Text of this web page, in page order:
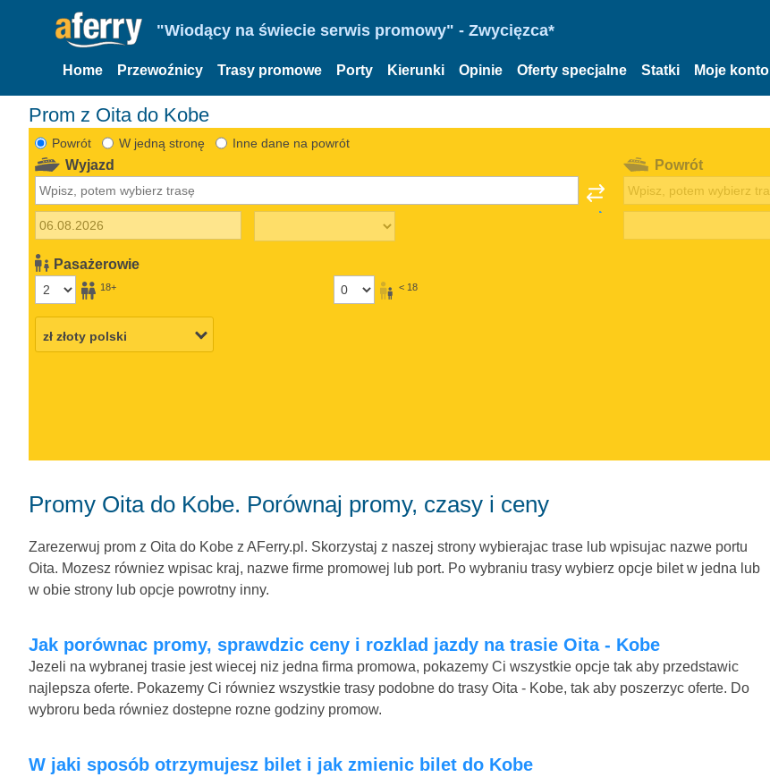
"Wiodący na świecie serwis promowy" - Zwycięzca*
Home Przewoźnicy Trasy promowe Porty Kierunki Opinie Oferty specjalne Statki Moje konto
Prom z Oita do Kobe
Powrót W jedną stronę Inne dane na powrót
Wyjazd
Pasażerowie
18+ < 18
Powrót
Promy Oita do Kobe. Porównaj promy, czasy i ceny
Zarezerwuj prom z Oita do Kobe z AFerry.pl. Skorzystaj z naszej strony wybierajac trase lub wpisujac nazwe portu
Oita. Mozesz równiez wpisac kraj, nazwe firme promowej lub port. Po wybraniu trasy wybierz opcje bilet w jedna lub
w obie strony lub opcje powrotny inny.
Jak porównac promy, sprawdzic ceny i rozklad jazdy na trasie Oita - Kobe
Jezeli na wybranej trasie jest wiecej niz jedna firma promowa, pokazemy Ci wszystkie opcje tak aby przedstawic
najlepsza oferte. Pokazemy Ci równiez wszystkie trasy podobne do trasy Oita - Kobe, tak aby poszerzyc oferte. Do
wybroru beda równiez dostepne rozne godziny promow.
W jaki sposób otrzymujesz bilet i jak zmienic bilet do Kobe